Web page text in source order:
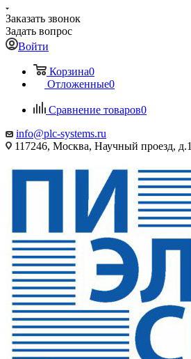
Заказать звонок
Задать вопрос
Войти
Корзина0
Отложенные0
Сравнение товаров0
info@plc-systems.ru
117246, Москва, Научный проезд,